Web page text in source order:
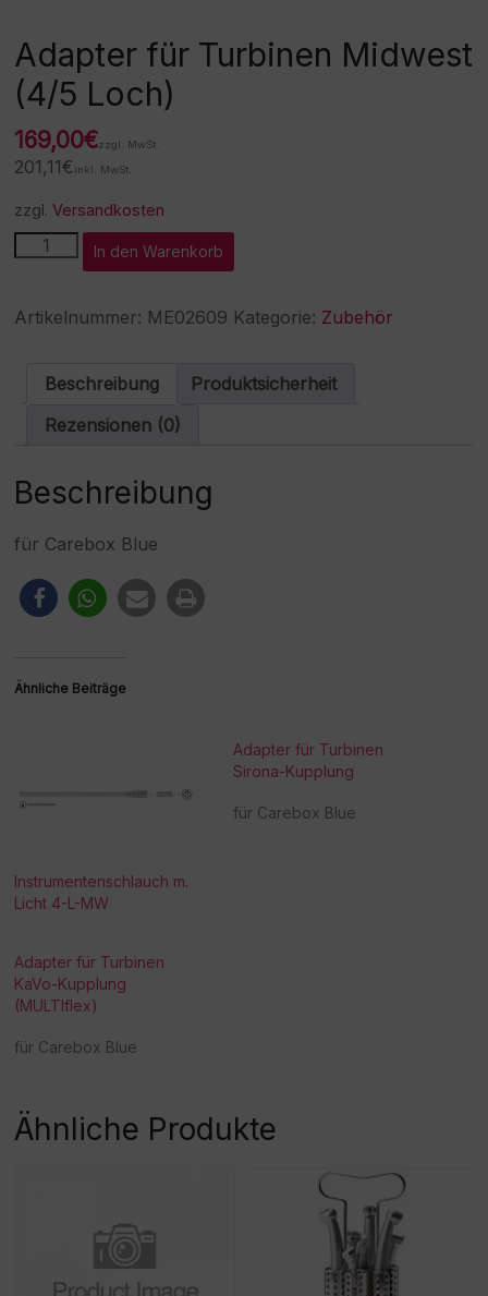
Adapter für Turbinen Midwest
(4/5 Loch)
169,00€zzgl. MwSt.
201,11€ inkl. MwSt.
zzgl.Versandkosten
Adapter
für
Midwest
(4/5
Menge
In den Warenkorb
l
e
r
t
Artikelnummer: ME02609 Kategorie: Zubehör
Beschreibung
Produktsicherheit
Rezensionen (0)
Beschreibung
für Carebox Blue
Ähnliche Beiträge
Instrumentenschlauch m.
Licht 4-L-MW
Adapter für Turbinen
Sirona-Kupplung
für Carebox Blue
Adapter für Turbinen
KaVo-Kupplung
(MULTIflex)
für Carebox Blue
Ähnliche Produkte